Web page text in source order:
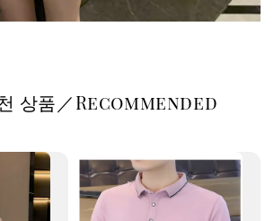
상품／Recommended